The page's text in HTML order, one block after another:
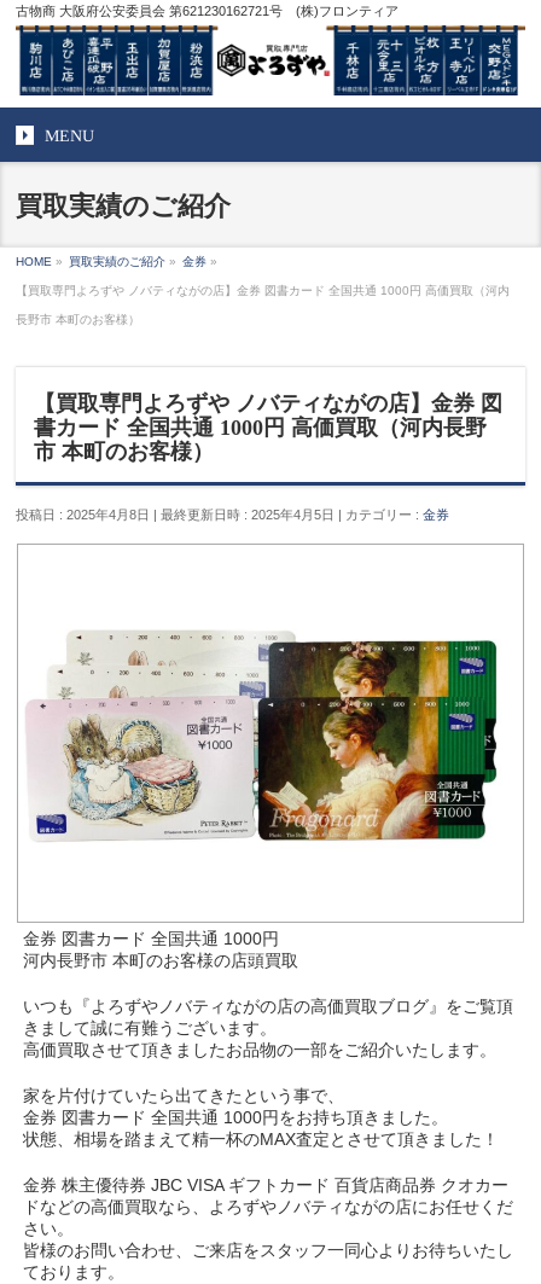
古物商 大阪府公安委員会 第621230162721号 (株)フロンティア
MENU
買取実績のご紹介
HOME » 買取実績のご紹介 » 金券 »
【買取専門よろずや ノバティながの店】金券 図書カード 全国共通 1000円 高価買取（河内
長野市 本町のお客様）
【買取専門よろずや ノバティながの店】金券 図
書カード 全国共通 1000円 高価買取（河内長野
市 本町のお客様）
投稿日 : 2025年4月8日 最終更新日時 : 2025年4月5日 カテゴリー :金券
金券 図書カード 全国共通 1000円
河内長野市 本町のお客様の店頭買取
いつも『よろずやノバティながの店の高価買取ブログ』をご覧頂
きまして誠に有難うございます。
高価買取させて頂きましたお品物の一部をご紹介いたします。
家を片付けていたら出てきたという事で、
金券 図書カード 全国共通 1000円をお持ち頂きました。
状態、相場を踏まえて精一杯のMAX査定とさせて頂きました！
金券 株主優待券 JBC VISA ギフトカード 百貨店商品券 クオカー
ドなどの高価買取なら、よろずやノバティながの店にお任せくだ
さい。
皆様のお問い合わせ、ご来店をスタッフ一同心よりお待ちいたし
ております。